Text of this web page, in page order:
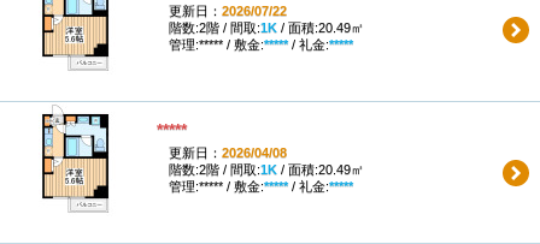
更新日： 2026/07/22
階数:2階 / 間取:1K/ 面積:20.49㎡
管理:***** / 敷金:*****/ 礼金:*****
*****
更新日： 2026/04/08
階数:2階 / 間取:1K/ 面積:20.49㎡
管理:***** / 敷金:*****/ 礼金:*****